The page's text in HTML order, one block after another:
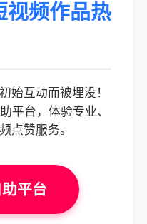
视频作品热
始互动而被埋没！
平台，体验专业、
点赞服务。
平台